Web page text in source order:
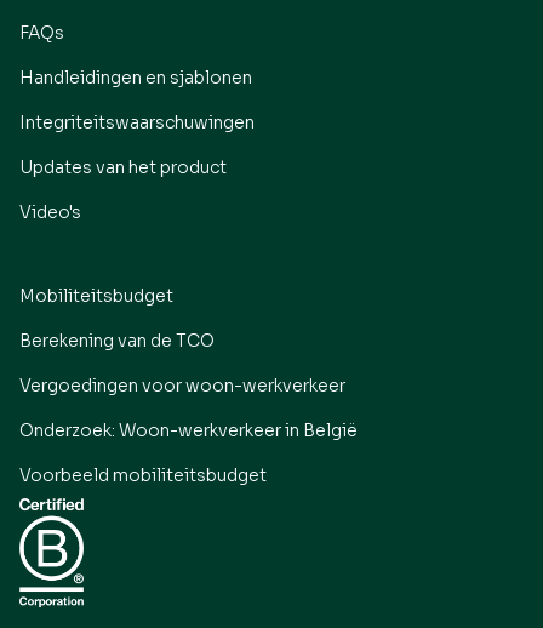
FAQs
Handleidingen en sjablonen
Integriteitswaarschuwingen
Updates van het product
Video's
Mobiliteitsbudget
Berekening van de TCO
Vergoedingen voor woon-werkverkeer
Onderzoek: Woon-werkverkeer in België
Voorbeeld mobiliteitsbudget